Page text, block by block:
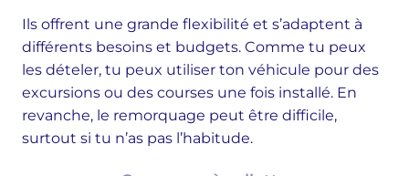
Ils offrent une grande flexibilité et s’adaptent à
différents besoins et budgets. Comme tu peux
les dételer, tu peux utiliser ton véhicule pour des
excursions ou des courses une fois installé. En
revanche, le remorquage peut être difficile,
surtout si tu n’as pas l’habitude.